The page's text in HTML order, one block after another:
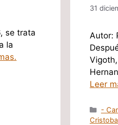
se trata
la
31
Autor:
Leer
-